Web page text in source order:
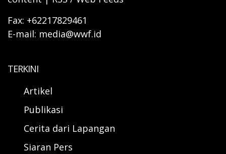
Fax: +62217829461
E-mail: media@wwf.id
TERKINI
Artikel
Publikasi
Cerita dari Lapangan
Siaran Pers